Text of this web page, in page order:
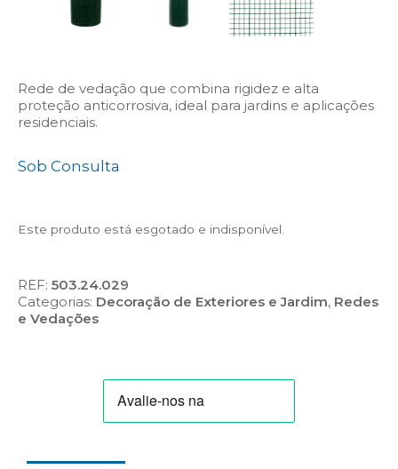
Rede de vedação que combina rigidez e alta
proteção anticorrosiva, ideal para jardins e aplicações
residenciais.
Sob Consulta
Este produto está esgotado e indisponível.
REF: 503.24.029
Categorias: Decoração de Exteriores e Jardim, Redes
e Vedações